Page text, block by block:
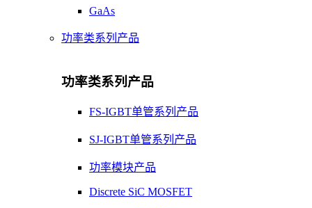
GaAs
功率类系列产品
功率类系列产品
FS-IGBT单管系列产品
SJ-IGBT单管系列产品
功率模块产品
Discrete SiC MOSFET